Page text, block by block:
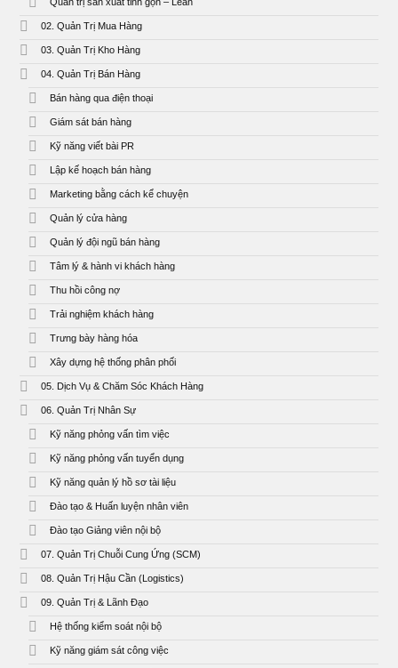
Quản trị sản xuất tinh gọn – Lean
02. Quản Trị Mua Hàng
03. Quản Trị Kho Hàng
04. Quản Trị Bán Hàng
Bán hàng qua điện thoại
Giám sát bán hàng
Kỹ năng viết bài PR
Lập kế hoạch bán hàng
Marketing bằng cách kể chuyện
Quản lý cửa hàng
Quản lý đội ngũ bán hàng
Tâm lý & hành vi khách hàng
Thu hồi công nợ
Trải nghiệm khách hàng
Trưng bày hàng hóa
Xây dựng hệ thống phân phối
05. Dịch Vụ & Chăm Sóc Khách Hàng
06. Quản Trị Nhân Sự
Kỹ năng phỏng vấn tìm việc
Kỹ năng phỏng vấn tuyển dụng
Kỹ năng quản lý hồ sơ tài liệu
Đào tạo & Huấn luyện nhân viên
Đào tạo Giảng viên nội bộ
07. Quản Trị Chuỗi Cung Ứng (SCM)
08. Quản Trị Hậu Cần (Logistics)
09. Quản Trị & Lãnh Đạo
Hệ thống kiểm soát nội bộ
Kỹ năng giám sát công việc